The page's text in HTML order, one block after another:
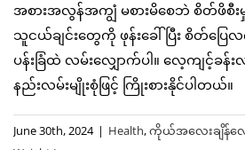
အစားအလွန်အကျွံ မစားမိစေဘဲ စိတ်ဖိစီးမှု
သူငယ်ချင်းတွေကို ဖုန်းခေါ်ပြီး စိတ်ပြေလ
ပန်းခြံထဲ လမ်းလျှောက်ပါ။ လေ့ကျင့်ခန်း
နည်းလမ်းမျိုးစုံဖြင့် ကြိုးစားနိုင်ပါတယ်။
June 30th, 2024 | Health,ကိုယ်အလေးချိန်လျေ